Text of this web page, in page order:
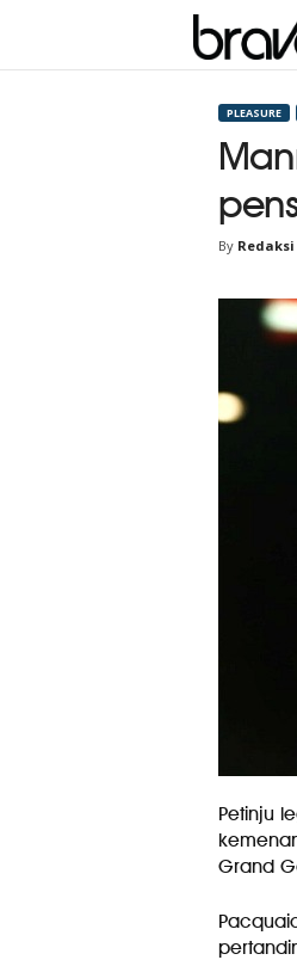
PLEASURE
By Redaksi
Petinju
Grand